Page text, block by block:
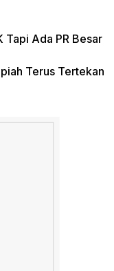
Tapi Ada PR Besar
Terus Tertekan